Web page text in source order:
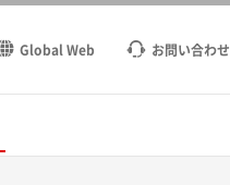
Global Web お問い合わせ